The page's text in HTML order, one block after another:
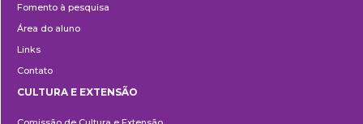
Fomento à pesquisa
Área do aluno
Links
Contato
CULTURA E EXTENSÃO